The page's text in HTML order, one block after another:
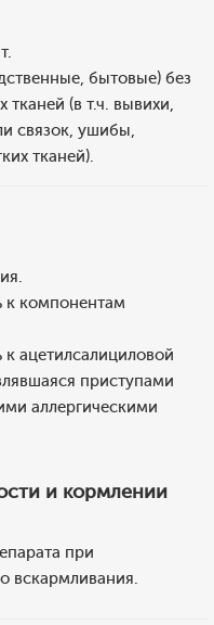
бытовые) без
тканей (в т.ч. вывихи,
связок, ушибы,
тканей).
к компонентам
ацетилсалициловой
приступами
аллергическими
и кормлении
при
вскармливания.